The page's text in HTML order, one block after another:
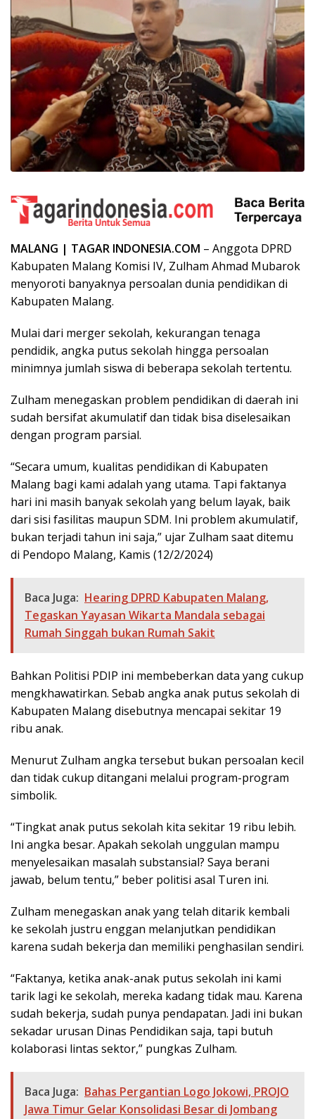
MALANG | TAGAR INDONESIA.COM – Anggota DPRD
Kabupaten Malang Komisi IV, Zulham Ahmad Mubarok
menyoroti banyaknya persoalan dunia pendidikan di
Kabupaten Malang.
Mulai dari merger sekolah, kekurangan tenaga
pendidik, angka putus sekolah hingga persoalan
minimnya jumlah siswa di beberapa sekolah tertentu.
Zulham menegaskan problem pendidikan di daerah ini
sudah bersifat akumulatif dan tidak bisa diselesaikan
dengan program parsial.
“Secara umum, kualitas pendidikan di Kabupaten
Malang bagi kami adalah yang utama. Tapi faktanya
hari ini masih banyak sekolah yang belum layak, baik
dari sisi fasilitas maupun SDM. Ini problem akumulatif,
bukan terjadi tahun ini saja,” ujar Zulham saat ditemu
di Pendopo Malang, Kamis (12/2/2024)
Baca Juga: Hearing DPRD Kabupaten Malang,
Tegaskan Yayasan Wikarta Mandala sebagai
Rumah Singgah bukan Rumah Sakit
Bahkan Politisi PDIP ini membeberkan data yang cukup
mengkhawatirkan. Sebab angka anak putus sekolah di
Kabupaten Malang disebutnya mencapai sekitar 19
ribu anak.
Menurut Zulham angka tersebut bukan persoalan kecil
dan tidak cukup ditangani melalui program-program
simbolik.
“Tingkat anak putus sekolah kita sekitar 19 ribu lebih.
Ini angka besar. Apakah sekolah unggulan mampu
menyelesaikan masalah substansial? Saya berani
jawab, belum tentu,” beber politisi asal Turen ini.
Zulham menegaskan anak yang telah ditarik kembali
ke sekolah justru enggan melanjutkan pendidikan
karena sudah bekerja dan memiliki penghasilan sendiri.
“Faktanya, ketika anak-anak putus sekolah ini kami
tarik lagi ke sekolah, mereka kadang tidak mau. Karena
sudah bekerja, sudah punya pendapatan. Jadi ini bukan
sekadar urusan Dinas Pendidikan saja, tapi butuh
kolaborasi lintas sektor,” pungkas Zulham.
Baca Juga: Bahas Pergantian Logo Jokowi, PROJO
Jawa Timur Gelar Konsolidasi Besar di Jombang